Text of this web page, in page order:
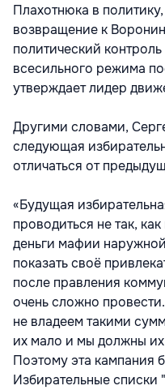
Плахотнюка в
возвращение к
политический
всесильного режима
утверждает лидер
Другими словами,
следующая
отличаться от
«Будущая
проводиться не так,
деньги мафии
показать своё
после правления
очень сложно
не владеем такими
их мало и мы должны
Поэтому эта кампания
Избирательные списки